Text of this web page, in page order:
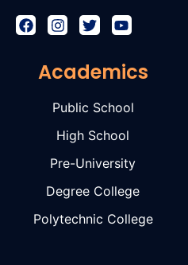
Academics
Public School
High School
Pre-University
Degree College
Polytechnic College